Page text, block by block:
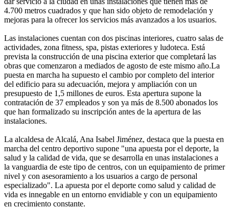
4.700 metros cuadrados y que han sido objeto de remodelación y
mejoras para la ofrecer los servicios más avanzados a los usuarios.
Las instalaciones cuentan con dos piscinas interiores, cuatro salas de
actividades, zona fitness, spa, pistas exteriores y ludoteca. Está
prevista la construcción de una piscina exterior que completará las
obras que comenzaron a mediados de agosto de este mismo año.La
puesta en marcha ha supuesto el cambio por completo del interior
del edificio para su adecuación, mejora y ampliación con un
presupuesto de 1,5 millones de euros. Esta apertura supone la
contratación de 37 empleados y son ya más de 8.500 abonados los
que han formalizado su inscripción antes de la apertura de las
instalaciones.
La alcaldesa de Alcalá, Ana Isabel Jiménez, destaca que la puesta en
marcha del centro deportivo supone "una apuesta por el deporte, la
salud y la calidad de vida, que se desarrolla en unas instalaciones a
la vanguardia de este tipo de centros, con un equipamiento de primer
nivel y con asesoramiento a los usuarios a cargo de personal
especializado". La apuesta por el deporte como salud y calidad de
vida es innegable en un entorno envidiable y con un equipamiento
en crecimiento constante.